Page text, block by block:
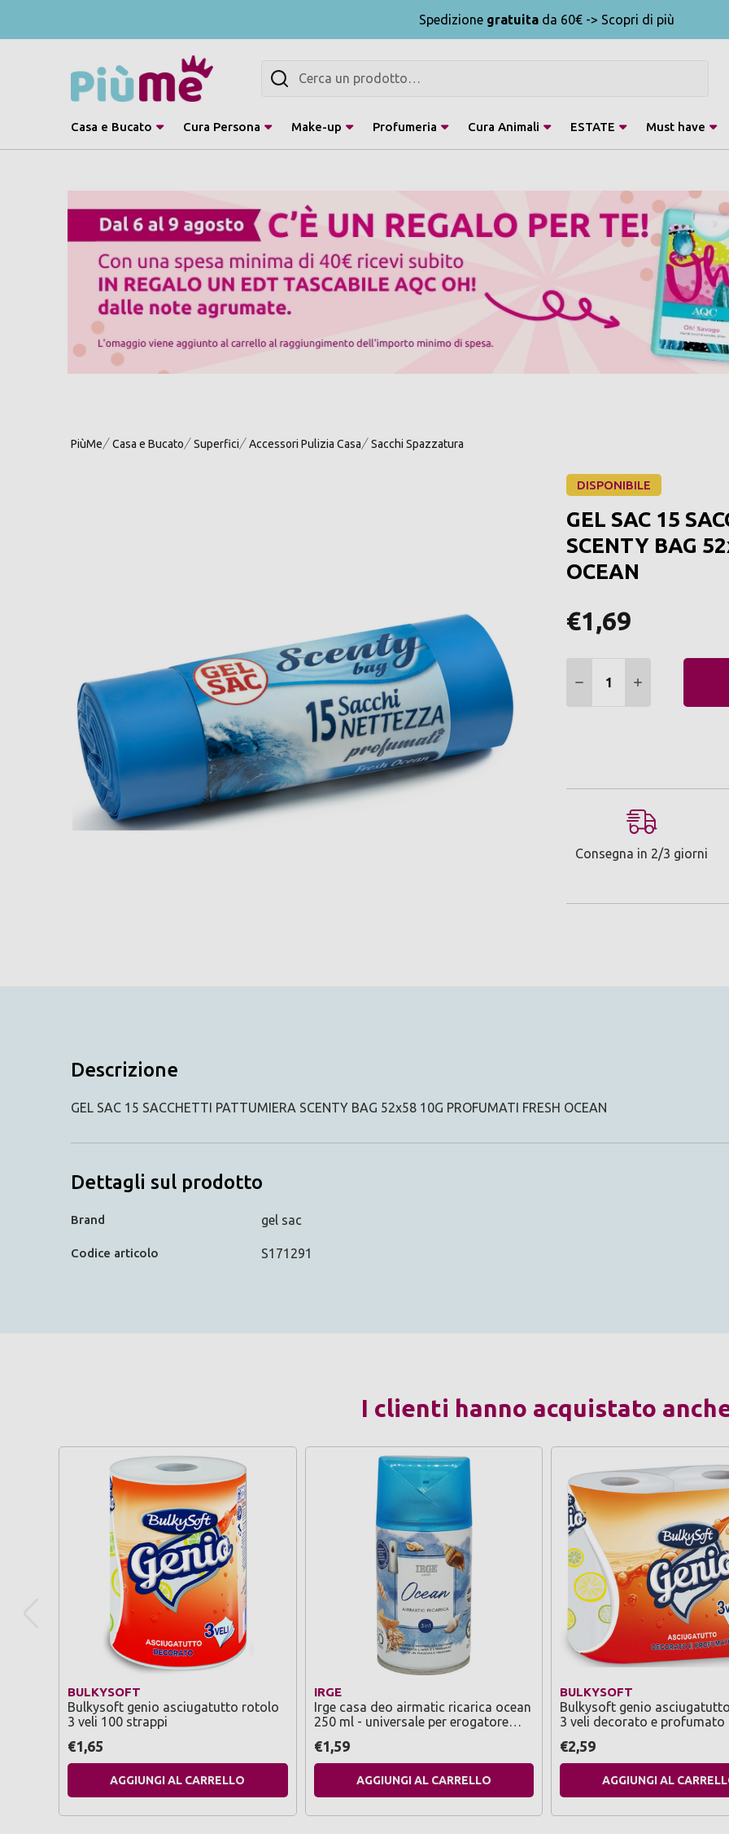
Spedizione gratuita da 60€ -> Scopri di più
Cerca
Casa e Bucato Cura Persona Make-up Profumeria Cura Animali ESTATE Must have
PiùMe Casa e Bucato Superfici Accessori Pulizia Casa Sacchi Spazzatura
DISPONIBILE
GEL SAC 15
SCENTY BAG
OCEAN
€1,69
DIMINUIRE QUANTITÀ:
AUMENTARE
Consegna in 2/3 giorni
Descrizione
GEL SAC 15 SACCHETTI PATTUMIERA SCENTY BAG 52x58 10G PROFUMATI FRESH OCEAN
Dettagli sul prodotto
Brand gel sac
Codice articolo S171291
I clienti hanno acquistato
BULKYSOFT
Bulkysoft genio asciugatutto rotolo
3 veli 100 strappi
€1,65
AGGIUNGI AL CARRELLO
IRGE
Irge casa deo airmatic ricarica ocean
250 ml - universale per erogatore
€1,59
AGGIUNGI AL CARRELLO
BULKYSOFT
Bulkysoft genio
3 veli decorato e profumato
€2,59
AGGIUNGI AL